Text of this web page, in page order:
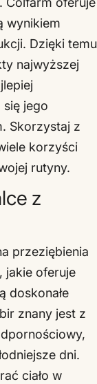
wynikiem
Dzięki temu
najwyższej
jego
Skorzystaj z
korzyści
rutyny.
z
przeziębienia
jakie oferuje
doskonałe
znany jest z
dni.
ciało w